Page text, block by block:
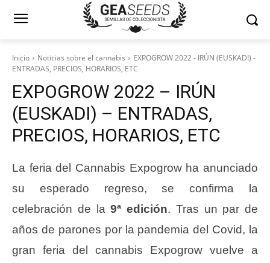
Inicio Noticias sobre el cannabis
EXPOGROW 2022 - IRÚN (EUSKADI) -
ENTRADAS, PRECIOS, HORARIOS, ETC
EXPOGROW 2022 – IRÚN
(EUSKADI) – ENTRADAS,
PRECIOS, HORARIOS, ETC
La feria del Cannabis Expogrow ha anunciado
su esperado regreso, se confirma la
celebración de la9ª edición. Tras un par de
años de parones por la pandemia del Covid, la
gran feria del cannabis Expogrow vuelve a